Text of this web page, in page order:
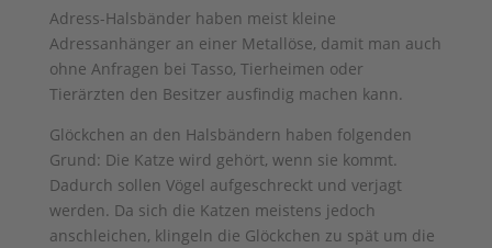
Adress-Halsbänder haben meist kleine
Adressanhänger an einer Metallöse, damit man auch
ohne Anfragen bei Tasso, Tierheimen oder
Tierärzten den Besitzer ausfindig machen kann.
Glöckchen an den Halsbändern haben folgenden
Grund: Die Katze wird gehört, wenn sie kommt.
Dadurch sollen Vögel aufgeschreckt und verjagt
werden. Da sich die Katzen meistens jedoch
anschleichen, klingeln die Glöckchen zu spät um die